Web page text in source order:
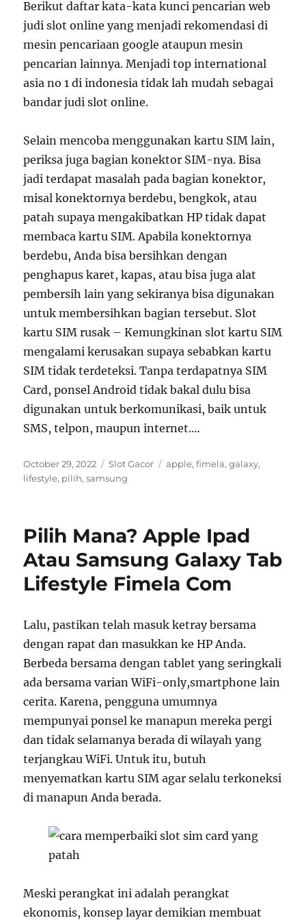
Berikut daftar kata-kata kunci pencarian web
judi slot online yang menjadi rekomendasi di
mesin pencariaan google ataupun mesin
pencarian lainnya. Menjadi top international
asia no 1 di indonesia tidak lah mudah sebagai
bandar judi slot online.
Selain mencoba menggunakan kartu SIM lain,
periksa juga bagian konektor SIM-nya. Bisa
jadi terdapat masalah pada bagian konektor,
misal konektornya berdebu, bengkok, atau
patah supaya mengakibatkan HP tidak dapat
membaca kartu SIM. Apabila konektornya
berdebu, Anda bisa bersihkan dengan
penghapus karet, kapas, atau bisa juga alat
pembersih lain yang sekiranya bisa digunakan
untuk membersihkan bagian tersebut. Slot
kartu SIM rusak – Kemungkinan slot kartu SIM
mengalami kerusakan supaya sebabkan kartu
SIM tidak terdeteksi. Tanpa terdapatnya SIM
Card, ponsel Android tidak bakal dulu bisa
digunakan untuk berkomunikasi, baik untuk
SMS, telpon, maupun internet.…
Posted
on
October 29, 2022 Categories
Slot Gacor Tags
apple,fimela,galaxy,
lifestyle, pilih,samsung
Pilih Mana? Apple Ipad
Atau Samsung Galaxy Tab
Lifestyle Fimela Com
Lalu, pastikan telah masuk ketray bersama
dengan rapat dan masukkan ke HP Anda.
Berbeda bersama dengan tablet yang seringkali
ada bersama varian WiFi-only,smartphone lain
cerita. Karena, pengguna umumnya
mempunyai ponsel ke manapun mereka pergi
dan tidak selamanya berada di wilayah yang
terjangkau WiFi. Untuk itu, butuh
menyematkan kartu SIM agar selalu terkoneksi
di manapun Anda berada.
Meski perangkat ini adalah perangkat
ekonomis, konsep layar demikian membuat